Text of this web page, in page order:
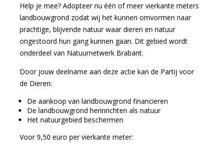
Help je mee? Adopteer nu één of meer vierkante meters
landbouwgrond zodat wij het kunnen omvormen naar
prachtige, blijvende natuur waar dieren en natuur
ongestoord hun gang kunnen gaan. Dit gebied wordt
onderdeel van Natuurnetwerk Brabant.
Door jouw deelname aan deze actie kan de Partij voor
de Dieren:
De aankoop van landbouwgrond financieren
De landbouwgrond herinrichten als natuur
Het natuurgebied beschermen
Voor 9,50 euro per vierkante meter: